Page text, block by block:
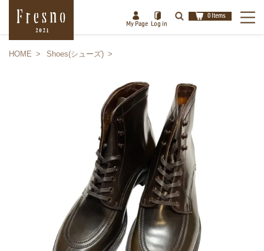
My Page Log in
閉じる
0 Items
HOME Shoes(シューズ)